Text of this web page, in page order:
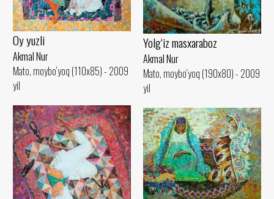
Yolg‘iz masxaraboz
Akmal Nur
Mato, moybo‘yoq (190x80) - 2009
yil
Oy yuzli
Akmal Nur
Mato, moybo‘yoq (110x85) - 2009
yil